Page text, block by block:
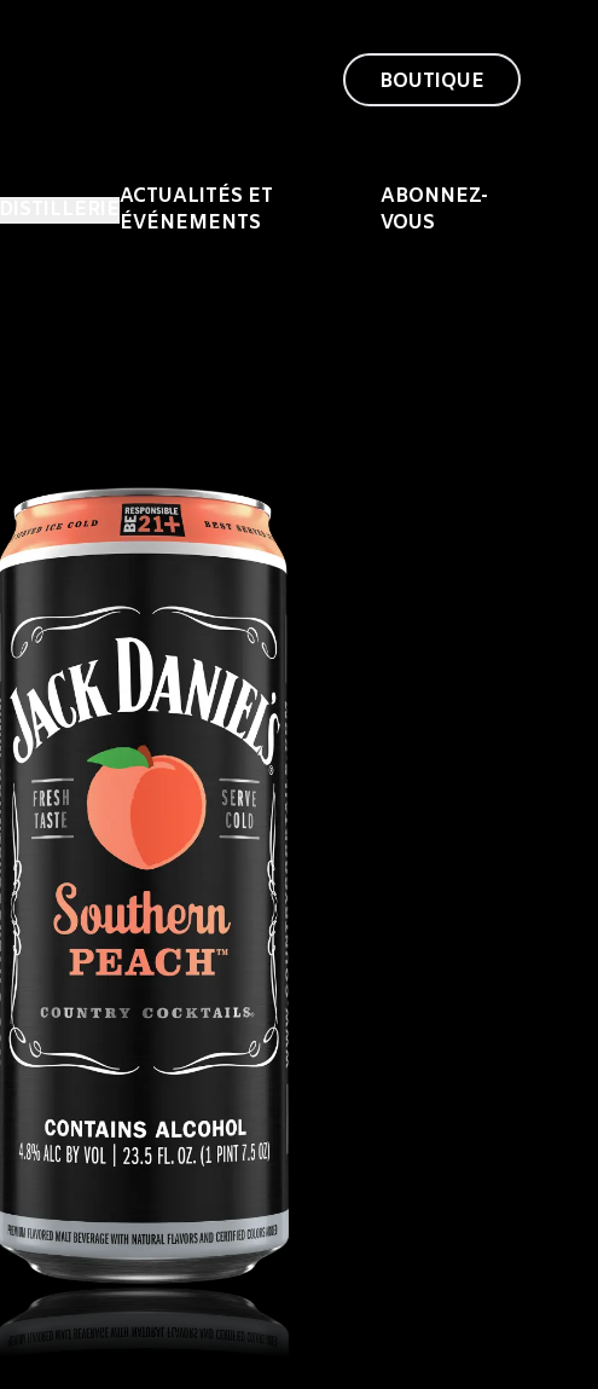
BOUTIQUE
ACTUALITÉS ET
ÉVÉNEMENTS
ABONNEZ-
VOUS